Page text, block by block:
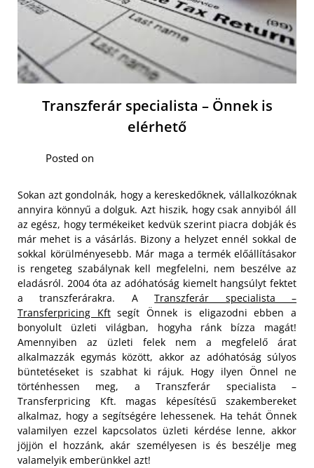
Transzferár specialista – Önnek is
elérhető
Posted on
Sokan azt gondolnák, hogy a kereskedőknek, vállalkozóknak
annyira könnyű a dolguk. Azt hiszik, hogy csak annyiból áll
az egész, hogy termékeiket kedvük szerint piacra dobják és
már mehet is a vásárlás. Bizony a helyzet ennél sokkal de
sokkal körülményesebb. Már maga a termék előállításakor
is rengeteg szabálynak kell megfelelni, nem beszélve az
eladásról. 2004 óta az adóhatóság kiemelt hangsúlyt fektet
a transzferárakra. ATranszferár specialista –
Transferpricing Kftsegít Önnek is eligazodni ebben a
bonyolult üzleti világban, hogyha ránk bízza magát!
Amennyiben az üzleti felek nem a megfelelő árat
alkalmazzák egymás között, akkor az adóhatóság súlyos
büntetéseket is szabhat ki rájuk. Hogy ilyen Önnel ne
történhessen meg, a Transzferár specialista –
Transferpricing Kft. magas képesítésű szakembereket
alkalmaz, hogy a segítségére lehessenek. Ha tehát Önnek
valamilyen ezzel kapcsolatos üzleti kérdése lenne, akkor
jöjjön el hozzánk, akár személyesen is és beszélje meg
valamelyik emberünkkel azt!